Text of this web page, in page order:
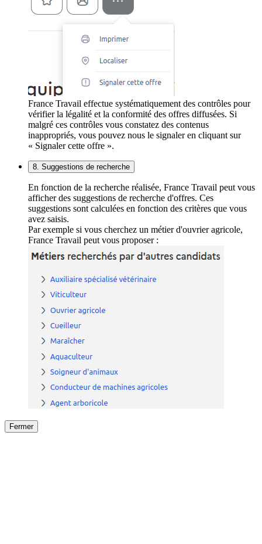
France Travail effectue systématiquement des contrôles pour
vérifier la légalité et la conformité des offres diffusées. Si
malgré ces contrôles vous constatez des contenus
inappropriés, vous pouvez nous le signaler en cliquant sur
« Signaler cette offre ».
8. Suggestions de recherche
En fonction de la recherche réalisée, France Travail peut vous
afficher des suggestions de recherche d'offres. Ces
suggestions sont calculées en fonction des critères que vous
avez saisis.
Par exemple si vous cherchez un métier d'ouvrier agricole,
France Travail peut vous proposer :
Fermer